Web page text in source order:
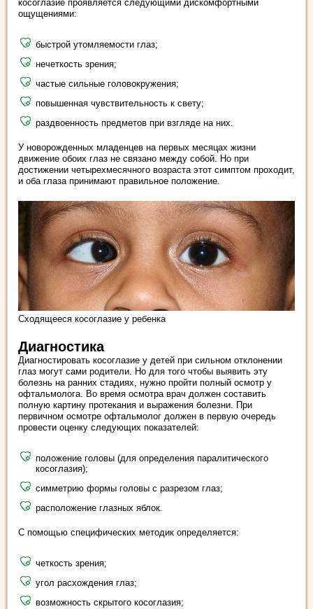
косоглазие проявляется следующими дискомфортными
ощущениями:
быстрой утомляемости глаз;
нечеткость зрения;
частые сильные головокружения;
повышенная чувствительность к свету;
раздвоенность предметов при взгляде на них.
У новорожденных младенцев на первых месяцах жизни
движение обоих глаз не связано между собой. Но при
достижении четырехмесячного возраста этот симптом проходит,
и оба глаза принимают правильное положение.
Сходящееся косоглазие у ребенка
Диагностика
Диагностировать косоглазие у детей при сильном отклонении
глаз могут сами родители. Но для того чтобы выявить эту
болезнь на ранних стадиях, нужно пройти полный осмотр у
офтальмолога. Во время осмотра врач должен составить
полную картину протекания и выражения болезни. При
первичном осмотре офтальмолог должен в первую очередь
провести оценку следующих показателей:
положение головы (для определения паралитического
косоглазия);
симметрию формы головы с разрезом глаз;
расположение глазных яблок.
С помощью специфических методик определяется:
четкость зрения;
угол расхождения глаз;
возможность скрытого косоглазия;